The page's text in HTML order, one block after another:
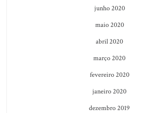
junho 2020
maio 2020
abril 2020
março 2020
fevereiro 2020
janeiro 2020
dezembro 2019